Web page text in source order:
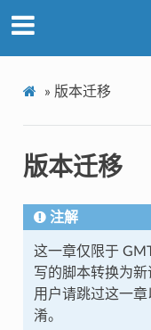
» 版本迁移
版本迁移
注解
这一章仅限于
写的脚本转换为
用户请跳过这一
淆。